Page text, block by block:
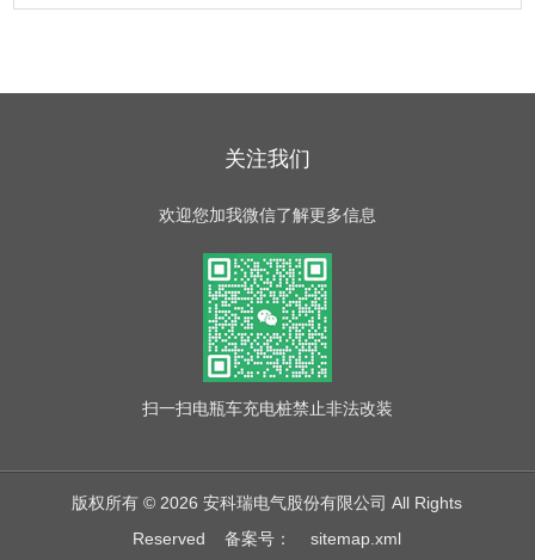
关注我们
欢迎您加我微信了解更多信息
扫一扫电瓶车充电桩禁止非法改装
版权所有 © 2026 安科瑞电气股份有限公司 All Rights
Reserved备案号： sitemap.xml